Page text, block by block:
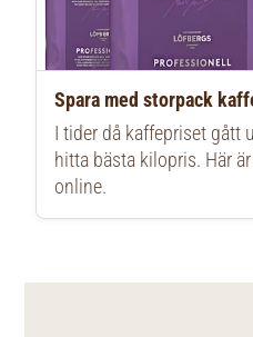
Spara med storpack
I tider då kaffepriset gått
hitta bästa kilopris. Här
online.